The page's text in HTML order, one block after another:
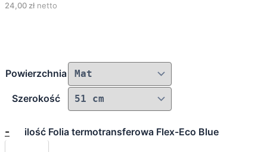
24,00 złnetto
Powierzchnia
Szerokość
- ilość Folia termotransferowa Flex-Eco Blue